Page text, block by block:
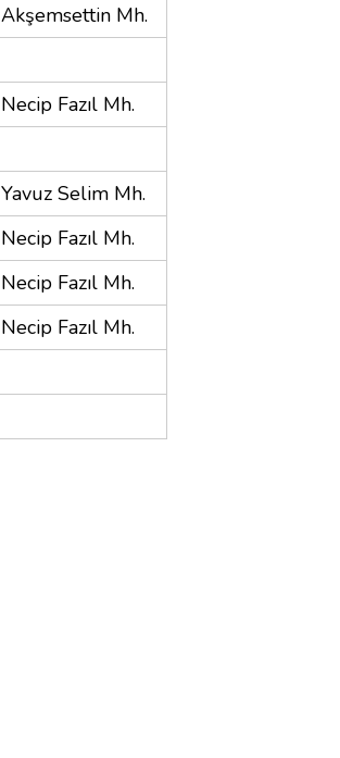
Akşemsettin Mh.
Necip Fazıl Mh.
Yavuz Selim Mh.
Necip Fazıl Mh.
Necip Fazıl Mh.
Necip Fazıl Mh.